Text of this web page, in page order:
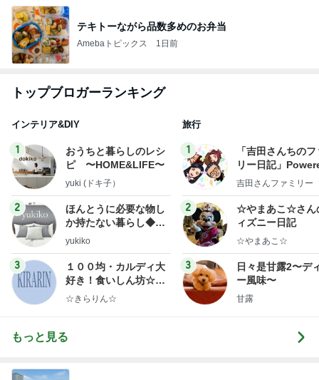
テキトーながら品数多めのお弁当
Amebaトピックス 1日前
トップブロガーランキング
インテリア&DIY
1
おうちと暮らしのレシ
ピ 〜HOME&LIFE〜
yuki (ドキ子）
2
ほんとうに必要な物し
か持たない暮らし◆Ke
ep Life Simple◆〜イ
yukiko
3
１００均・カルディ大
好き！食いしん坊☆き
らりん☆のブログ
☆きらりん☆
旅行
1
「吉田さんちの
リー日記」
y Ameba 吉田さ
ログ
吉田さんファミリー
2
☆やまあこ☆さん
ィズニー日記
☆やまあこ☆
3
日々是甘露2〜デ
ー風味〜
甘露
もっと見る